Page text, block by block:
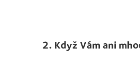
2. Když Vám ani